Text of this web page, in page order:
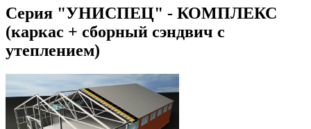
Серия "УНИСПЕЦ" - КОМПЛЕКС
(каркас + сборный сэндвич с
утеплением)